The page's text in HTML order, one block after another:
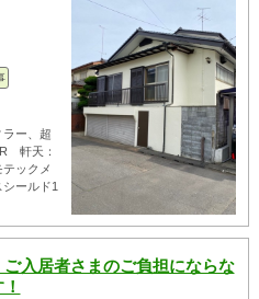
ー、超
軒天：
ックメ
ールド1
入居者さまのご負担にならな